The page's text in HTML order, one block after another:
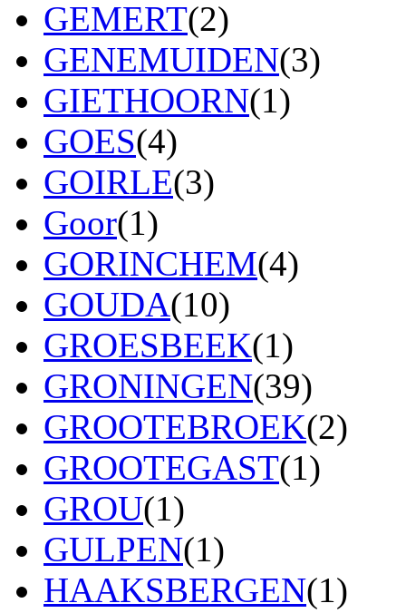
GEMERT(2)
GENEMUIDEN(3)
GIETHOORN(1)
GOES(4)
GOIRLE(3)
Goor(1)
GORINCHEM(4)
GOUDA(10)
GROESBEEK(1)
GRONINGEN(39)
GROOTEBROEK(2)
GROOTEGAST(1)
GROU(1)
GULPEN(1)
HAAKSBERGEN(1)